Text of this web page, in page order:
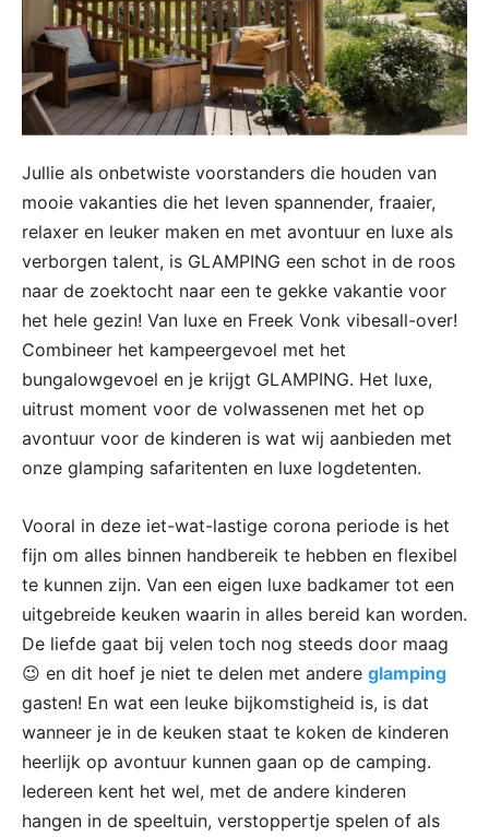
Jullie als onbetwiste voorstanders die houden van
mooie vakanties die het leven spannender, fraaier,
relaxer en leuker maken en met avontuur en luxe als
verborgen talent, is GLAMPING een schot in de roos
naar de zoektocht naar een te gekke vakantie voor
het hele gezin! Van luxe en Freek Vonk vibesall-over!
Combineer het kampeergevoel met het
bungalowgevoel en je krijgt GLAMPING. Het luxe,
uitrust moment voor de volwassenen met het op
avontuur voor de kinderen is wat wij aanbieden met
onze glamping safaritenten en luxe logdetenten.
Vooral in deze iet-wat-lastige corona periode is het
fijn om alles binnen handbereik te hebben en flexibel
te kunnen zijn. Van een eigen luxe badkamer tot een
uitgebreide keuken waarin in alles bereid kan worden.
De liefde gaat bij velen toch nog steeds door maag
😉 en dit hoef je niet te delen met andere glamping
gasten! En wat een leuke bijkomstigheid is, is dat
wanneer je in de keuken staat te koken de kinderen
heerlijk op avontuur kunnen gaan op de camping.
Iedereen kent het wel, met de andere kinderen
hangen in de speeltuin, verstoppertje spelen of als